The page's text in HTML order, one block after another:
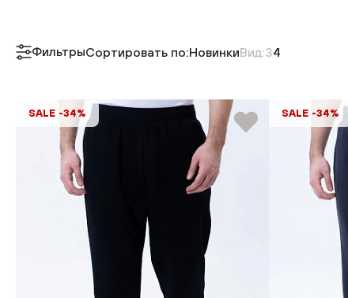
ФильтрыСортировать по:НовинкиВид:34
SALE -34% SALE -34%